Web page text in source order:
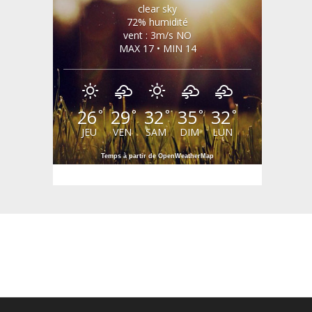
clear sky
72% humidité
vent : 3m/s NO
MAX 17 • MIN 14
26°
JEU
29°
VEN
32°
SAM
35°
DIM
32°
LUN
Temps à partir de OpenWeatherMap